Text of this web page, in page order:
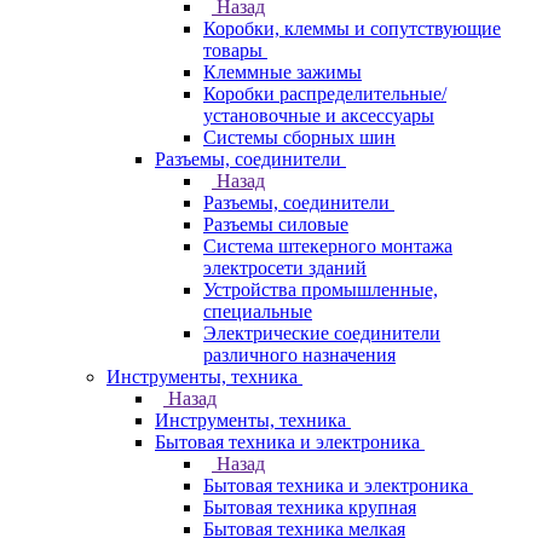
Назад
Коробки, клеммы и сопутствующие
товары
Клеммные зажимы
Коробки распределительные/
установочные и аксессуары
Системы сборных шин
Разъемы, соединители
Назад
Разъемы, соединители
Разъемы силовые
Система штекерного монтажа
электросети зданий
Устройства промышленные,
специальные
Электрические соединители
различного назначения
Инструменты, техника
Назад
Инструменты, техника
Бытовая техника и электроника
Назад
Бытовая техника и электроника
Бытовая техника крупная
Бытовая техника мелкая